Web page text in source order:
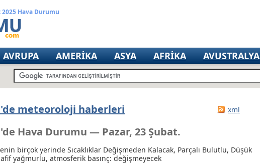
2025 Hava Durumu
AVRUPA AMERIKA ASYA AFRIKA AVUSTRALYA
meteoroloji haberleri xml
Hava Durumu — Pazar, 23 Şubat.
birçok yerinde Sıcaklıklar Değişmeden Kalacak, Parçalı Bulutlu, Düşük
yağmurlu, atmosferik basınç: değişmeyecek